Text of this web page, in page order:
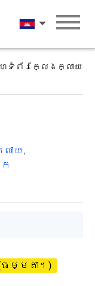
ភាសាខ្មែរ
ហទំព័រក្លែងក្លាយ
ាយ,
(ធម្មតា។)